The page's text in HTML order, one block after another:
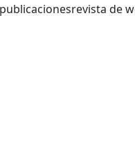
publicacionesrevista de